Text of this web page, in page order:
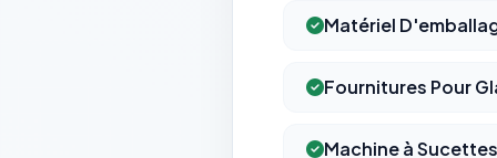
Matériel
Fournitures Pour
Machine à